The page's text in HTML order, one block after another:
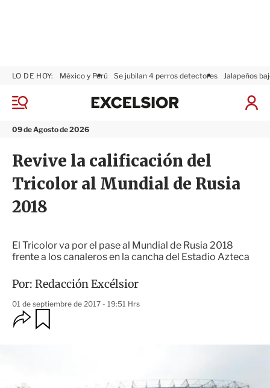
M
n
09 de Agosto de 2026
LO DE HOY: México y Perú Se jubilan 4 perros detectores Jalapeños
I
x
i
o
r
Revive la calificación del
Tricolor al Mundial de Rusia
2018
El Tricolor va por el pase al Mundial de Rusia 2018
frente a los canaleros en la cancha del Estadio Azteca
Por: Redacción Excélsior
01 de septiembre de 2017 - 19:51 Hrs
O
p